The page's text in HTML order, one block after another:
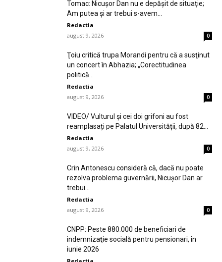
Tomac: Nicuşor Dan nu e depăşit de situaţie;
Am putea și ar trebui s-avem...
Redactia
august 9, 2026
0
Ţoiu critică trupa Morandi pentru că a susţinut
un concert în Abhazia; „Corectitudinea
politică...
Redactia
august 9, 2026
0
VIDEO/ Vulturul și cei doi grifoni au fost
reamplasați pe Palatul Universității, după 82...
Redactia
august 9, 2026
0
Crin Antonescu consideră că, dacă nu poate
rezolva problema guvernării, Nicuşor Dan ar
trebui...
Redactia
august 9, 2026
0
CNPP: Peste 880.000 de beneficiari de
indemnizaţie socială pentru pensionari, în
iunie 2026